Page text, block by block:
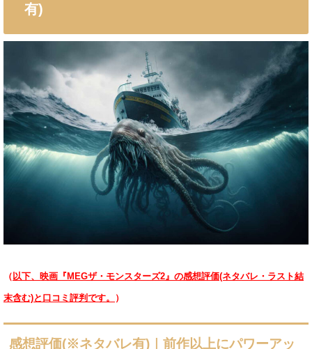
有)
（ 以下、映画『MEGザ・モンスターズ2』の感想評価(ネタバレ・ラスト結
末含む)と口コミ評判です。 ）
感想評価(※ネタバレ有)｜ 前作以上にパワーアッ